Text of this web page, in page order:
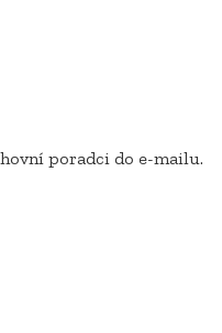
poradci do e-mailu.